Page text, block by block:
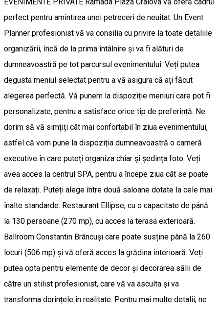
EVENIMENTE PRIVATE Ramada Plaza Craiova vă oferă cadrul
perfect pentru amintirea unei petreceri de neuitat. Un Event
Planner profesionist vă va consilia cu privire la toate detaliile
organizării, încă de la prima întâlnire și va fi alături de
dumneavoastră pe tot parcursul evenimentului. Veți putea
degusta meniul selectat pentru a vă asigura că ați făcut
alegerea perfectă. Vă punem la dispoziție meniuri care pot fi
personalizate, pentru a satisface orice tip de preferință. Ne
dorim să vă simțiți cât mai confortabil în ziua evenimentului,
astfel că vom pune la dispoziția dumneavoastră o cameră
executive în care puteți organiza chiar și ședința foto. Veți
avea acces la centrul SPA, pentru a începe ziua cât se poate
de relaxați. Puteți alege între două saloane dotate la cele mai
înalte standarde: Restaurant Ellipse, cu o capacitate de până
la 130 persoane (270 mp), cu acces la terasa exterioară.
Ballroom Constantin Brâncuși care poate susține până la 260
locuri (506 mp) și vă oferă acces la grădina interioară. Veți
putea opta pentru elemente de decor și decorarea sălii de
către un stilist profesionist, care vă va asculta și va
transforma dorințele în realitate. Pentru mai multe detalii, ne